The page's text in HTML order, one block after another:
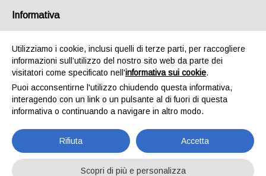
CASA DI RIPOSO
VITERBO ARCA DI
Informativa
Utilizziamo i cookie, inclusi quelli di terze parti, per raccogliere
informazioni sull’utilizzo del nostro sito web da parte dei
visitatori come specificato nell'informativa sui cookie.
Puoi acconsentirne l'utilizzo chiudendo questa informativa,
interagendo con un link o un pulsante al di fuori di questa
informativa o continuando a navigare in altro modo.
Rifiuta Accetta
Scopri di più e personalizza